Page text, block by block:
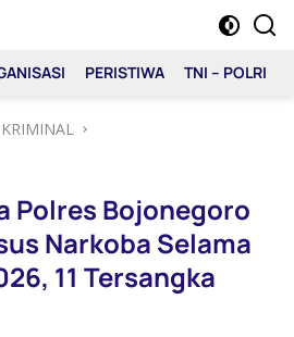
PERISTIWA TNI – POLRI
Polres Bojonegoro
Narkoba Selama
11 Tersangka